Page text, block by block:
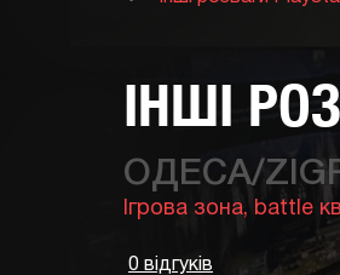
ІНШІ
ОДЕСА/
Ігрова зона, battle
0 відгуків